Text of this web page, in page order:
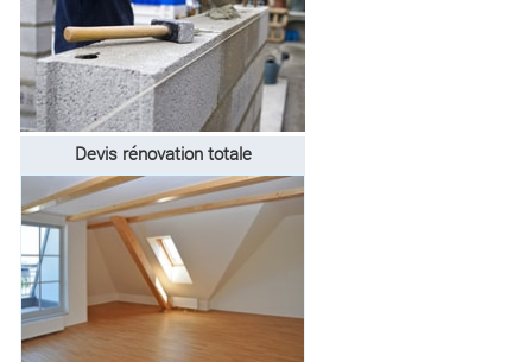
Devis rénovation totale